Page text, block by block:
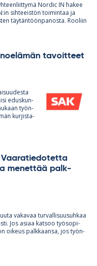
Nor­dic IN ha­kee
sih­tee­is­tön toi­min­taa ja
täy­tän­töön­pa­nosta. Roo­liin
ta­voit­teet
edus­kun­
työn­
kur­jis­ta­
Vaa­ra­tie­do­tetta
me­net­tää palk­
va­ka­vaa tur­val­li­suusuh­kaa
Jos asiaa kat­soo työ­so­pi­
oi­keus palk­kaansa, jos työn­